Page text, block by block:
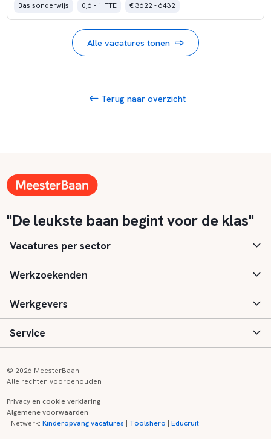
Basisonderwijs 0,6 - 1 FTE € 3622 - 6432
Alle vacatures tonen
Terug naar overzicht
"De leukste baan begint voor de klas"
Vacatures per sector
Basisonderwijs
Speciaal (basis) onderwijs
Voortgezet onderwijs
Kinderopvang
Werkzoekenden
Aanmelden
Vacatures
Zij-instroom informatie
Werkgevers
Inloggen
Registreren
Service
Onderwijs links
© 2026 MeesterBaan
Alle rechten voorbehouden
Privacy en cookie verklaring
Algemene voorwaarden
Netwerk:Kinderopvang vacatures | Toolshero |Educruit